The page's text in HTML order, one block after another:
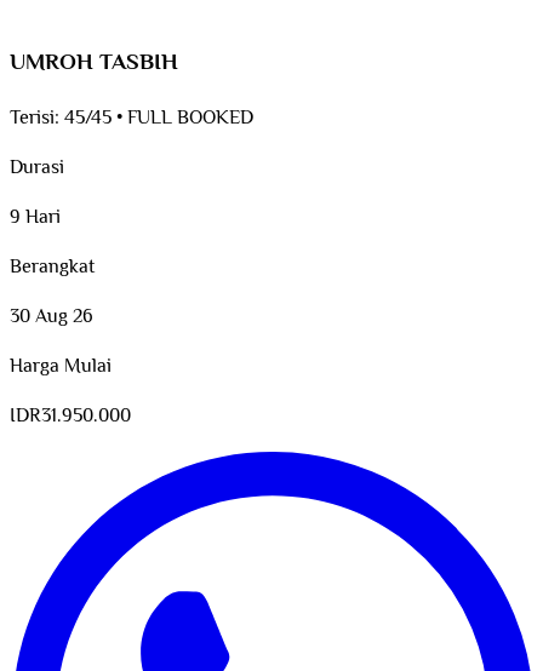
UMROH TASBIH
Terisi: 45/45•FULL BOOKED
Durasi
9 Hari
Berangkat
30 Aug 26
Harga Mulai
IDR31.950.000